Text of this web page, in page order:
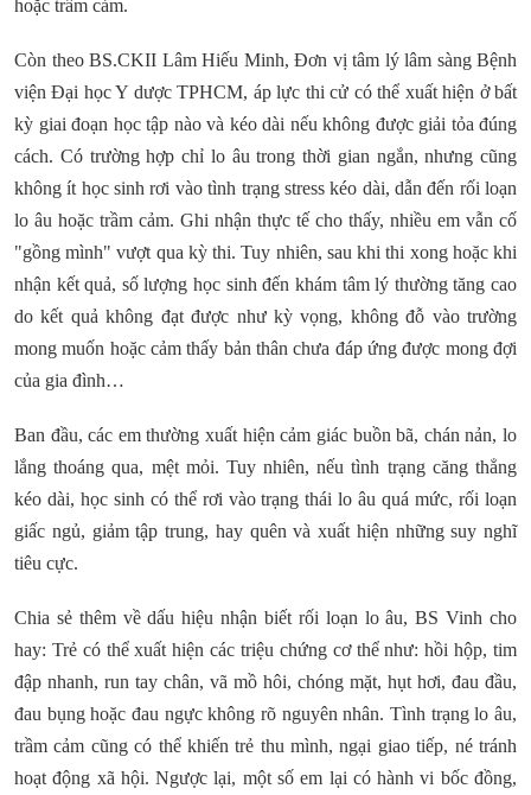
hoặc trầm cảm.
Còn theo BS.CKII Lâm Hiếu Minh, Đơn vị tâm lý lâm sàng Bệnh
viện Đại học Y dược TPHCM, áp lực thi cử có thể xuất hiện ở bất
kỳ giai đoạn học tập nào và kéo dài nếu không được giải tỏa đúng
cách. Có trường hợp chỉ lo âu trong thời gian ngắn, nhưng cũng
không ít học sinh rơi vào tình trạng stress kéo dài, dẫn đến rối loạn
lo âu hoặc trầm cảm. Ghi nhận thực tế cho thấy, nhiều em vẫn cố
"gồng mình" vượt qua kỳ thi. Tuy nhiên, sau khi thi xong hoặc khi
nhận kết quả, số lượng học sinh đến khám tâm lý thường tăng cao
do kết quả không đạt được như kỳ vọng, không đỗ vào trường
mong muốn hoặc cảm thấy bản thân chưa đáp ứng được mong đợi
của gia đình…
Ban đầu, các em thường xuất hiện cảm giác buồn bã, chán nản, lo
lắng thoáng qua, mệt mỏi. Tuy nhiên, nếu tình trạng căng thẳng
kéo dài, học sinh có thể rơi vào trạng thái lo âu quá mức, rối loạn
giấc ngủ, giảm tập trung, hay quên và xuất hiện những suy nghĩ
tiêu cực.
Chia sẻ thêm về dấu hiệu nhận biết rối loạn lo âu, BS Vinh cho
hay: Trẻ có thể xuất hiện các triệu chứng cơ thể như: hồi hộp, tim
đập nhanh, run tay chân, vã mồ hôi, chóng mặt, hụt hơi, đau đầu,
đau bụng hoặc đau ngực không rõ nguyên nhân. Tình trạng lo âu,
trầm cảm cũng có thể khiến trẻ thu mình, ngại giao tiếp, né tránh
hoạt động xã hội. Ngược lại, một số em lại có hành vi bốc đồng,